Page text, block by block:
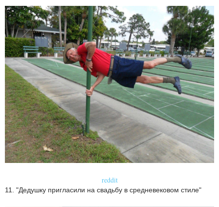
reddit
11. "Дедушку пригласили на свадьбу в средневековом стиле"